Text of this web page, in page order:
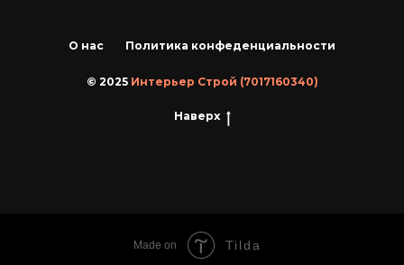
О нас Политика конфеденциальности
© 2025 Интерьер Строй (7017160340)
Наверх
Made on Tilda